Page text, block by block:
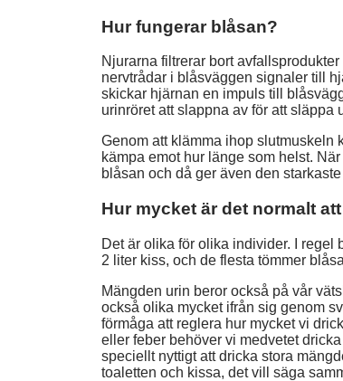
Hur fungerar blåsan?
Njurarna filtrerar bort
nervtrådar i blåsväggen signaler till
skickar hjärnan en impuls till
urinröret att slappna av för att släppa
Genom att klämma ihop slutmuskeln
kämpa emot hur länge som helst.
blåsan och då ger även den
Hur mycket är det normalt
Det är olika för olika individer. I regel
2 liter kiss, och de flesta tömmer
Mängden urin beror också på vår
också olika mycket ifrån sig genom
förmåga att reglera hur mycket vi
eller feber behöver vi medvetet
speciellt nyttigt att dricka stora
toaletten och kissa, det vill säga